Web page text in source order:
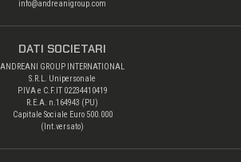
info@andreanigroup.com
DATI SOCIETARI
ANDREANI GROUP INTERNATIONAL
S.R.L. Unipersonale
P.IVA e C.F.IT 02234410419
R.E.A. n.164943 (PU)
Capitale Sociale Euro 500.000
(Int.versato)